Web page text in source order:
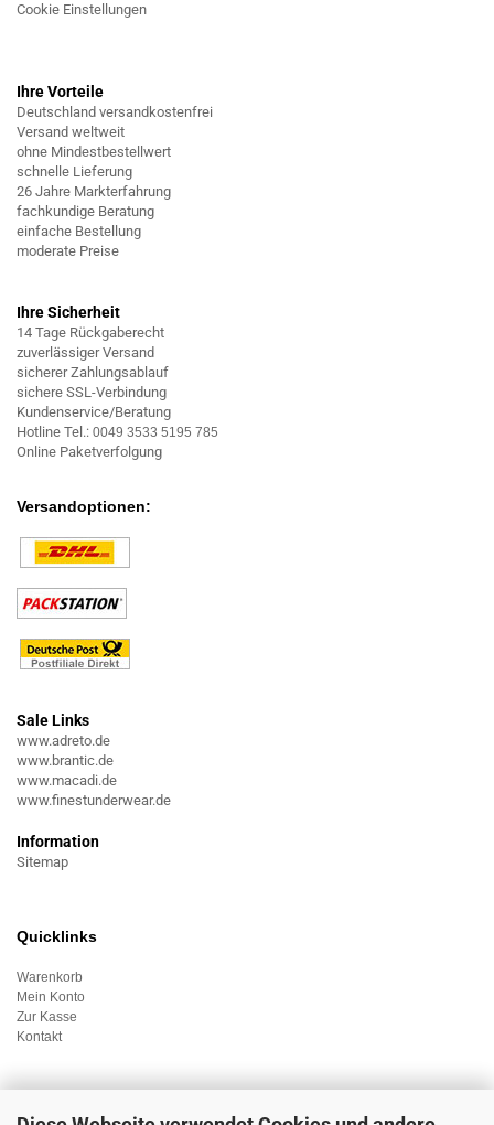
Cookie Einstellungen
Ihre Vorteile
Deutschland versandkostenfrei
Versand weltweit
ohne Mindestbestellwert
schnelle Lieferung
26 Jahre Markterfahrung
fachkundige Beratung
einfache Bestellung
moderate Preise
Ihre Sicherheit
14 Tage Rückgaberecht
zuverlässiger Versand
sicherer Zahlungsablauf
sichere SSL-Verbindung
Kundenservice/Beratung
Hotline Tel.: 0049 3533 5195 785
Online Paketverfolgung
Versandoptionen:
Sale Links
www.adreto.de
www.brantic.de
www.macadi.de
www.finestunderwear.de
Information
Sitemap
Quicklinks
Warenkorb
Mein Konto
Zur Kasse
Kontakt